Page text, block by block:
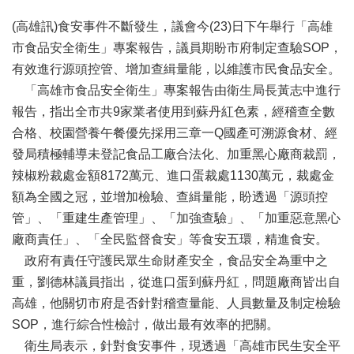
聞
與
活
動
會
資
訊
本
會
出
版
品
法
規
專
區
(高雄訊)食安事件不斷發生，議會今(23)日下午舉行「高雄
市食品安全衛生」專案報告，議員期盼市府制定查驗SOP，
有效進行源頭控管、增加查緝量能，以維護市民食品安全。
「高雄市食品安全衛生」專案報告由衛生局長黃志中進行
報告，指出全市共9家業者使用到蘇丹紅色素，經稽查全數
合格、校園營養午餐優先採用三章一Q國產可溯源食材、經
發局積極輔導未登記食品工廠合法化、加重黑心廠商裁罰，
辣椒粉裁處金額8172萬元、進口蛋裁處1130萬元，裁處金
額為全國之冠，並增加檢驗、查緝量能，盼透過「源頭控
管」、「重建生產管理」、「加強查驗」、「加重惡意黑心
廠商責任」、「全民監督食安」等食安五環，精進食安。
政府有責任守護民眾生命財產安全，食品安全為重中之
重，劉德林議員指出，從進口蛋到蘇丹紅，問題廠商皆出自
高雄，他關切市府是否針對稽查量能、人員數量及制定檢驗
SOP，進行綜合性檢討，做出最有效率的把關。
衛生局表示，針對食安事件，現透過「高雄市民生安全平